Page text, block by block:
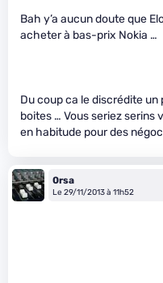
Bah y’a aucun doute que
acheter à bas-prix Nokia …
Du coup ca le discrédite un
boites … Vous seriez serins
en habitude pour des
0rsa
Le 29/11/2013 à 11h52